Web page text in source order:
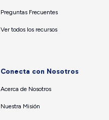
Preguntas Frecuentes
Ver todos los recursos
Conecta con Nosotros
Acerca de Nosotros
Nuestra Misión